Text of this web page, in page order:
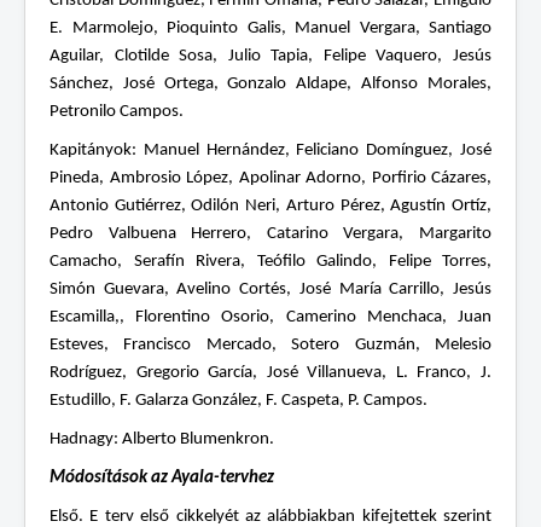
E. Marmolejo, Pioquinto Galis, Manuel Vergara, Santiago
Aguilar, Clotilde Sosa, Julio Tapia, Felipe Vaquero, Jesús
Sánchez, José Ortega, Gonzalo Aldape, Alfonso Morales,
Petronilo Campos.
Kapitányok: Manuel Hernández, Feliciano Domínguez, José
Pineda, Ambrosio López, Apolinar Adorno, Porfirio Cázares,
Antonio Gutiérrez, Odilón Neri, Arturo Pérez, Agustín Ortíz,
Pedro Valbuena Herrero, Catarino Vergara, Margarito
Camacho, Serafín Rivera, Teófilo Galindo, Felipe Torres,
Simón Guevara, Avelino Cortés, José María Carrillo, Jesús
Escamilla,, Florentino Osorio, Camerino Menchaca, Juan
Esteves, Francisco Mercado, Sotero Guzmán, Melesio
Rodríguez, Gregorio García, José Villanueva, L. Franco, J.
Estudillo, F. Galarza González, F. Caspeta, P. Campos.
Hadnagy: Alberto Blumenkron.
Módosítások az Ayala-tervhez
Első. E terv első cikkelyét az alábbiakban kifejtettek szerint